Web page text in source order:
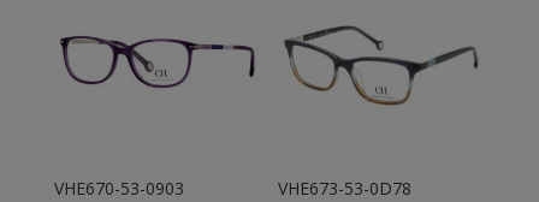
VHE670-53-0903 VHE673-53-0D78